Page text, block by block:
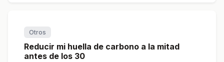
Otros
Reducir mi huella de carbono a la mitad
antes de los 30